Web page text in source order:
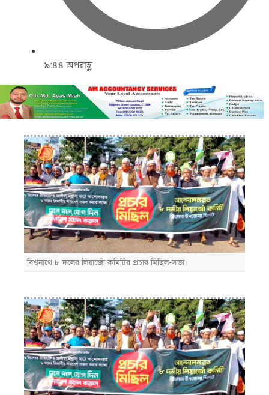
৯:৪৪ অপরাহ্ণ
বিশ্বনাথে ৮ দলের লিয়াজোঁ কমিটির প্রচার মিছিল-সভা।